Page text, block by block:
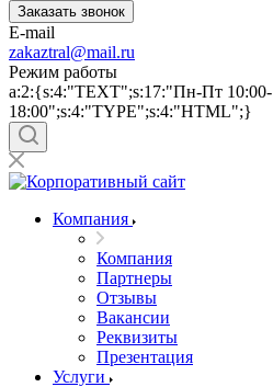
Заказать звонок
E-mail
zakaztral@mail.ru
Режим работы
a:2:{s:4:"TEXT";s:17:"Пн-Пт 10:00-
18:00";s:4:"TYPE";s:4:"HTML";}
Компания
Компания
Партнеры
Отзывы
Вакансии
Реквизиты
Презентация
Услуги